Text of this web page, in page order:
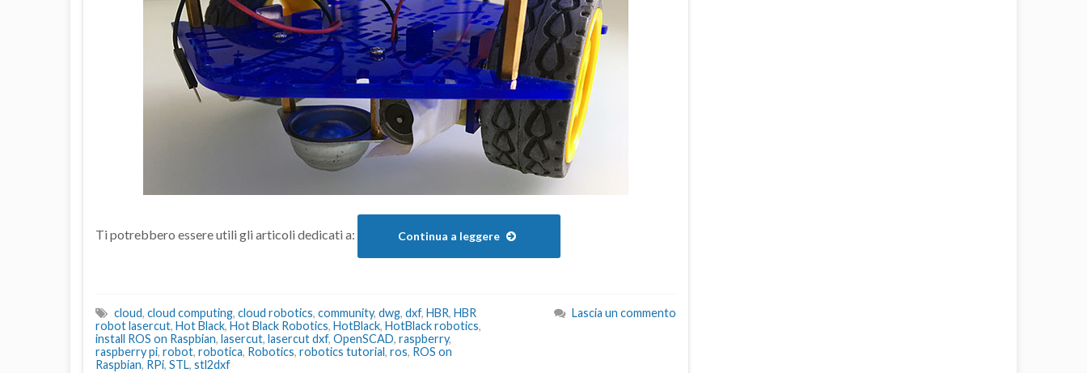
Ti potrebbero essere utili gli articoli dedicati a: Continua a leggere
cloud, cloud computing, cloud robotics, community, dwg, dxf, HBR, HBR
robot lasercut, Hot Black, Hot Black Robotics, HotBlack, HotBlack robotics,
install ROS on Raspbian, lasercut, lasercut dxf, OpenSCAD, raspberry,
raspberry pi, robot, robotica, Robotics, robotics tutorial, ros, ROS on
Raspbian, RPi, STL, stl2dxf
Lascia un commento